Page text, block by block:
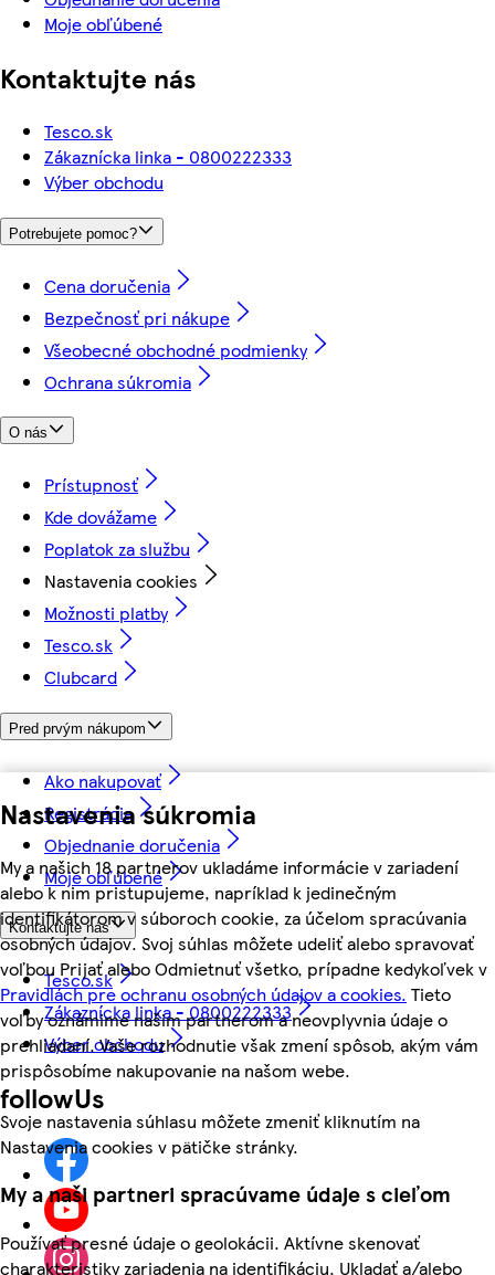
Nastavenia súkromia
My a našich 18 partnerov ukladáme informácie v zariadení
alebo k nim pristupujeme, napríklad k jedinečným
identifikátorom v súboroch cookie, za účelom spracúvania
osobných údajov. Svoj súhlas môžete udeliť alebo spravovať
voľbou Prijať alebo Odmietnuť všetko, prípadne kedykoľvek v
Pravidlách pre ochranu osobných údajov a cookies. Tieto
voľby oznámime našim partnerom a neovplyvnia údaje o
prehliadaní. Vaše rozhodnutie však zmení spôsob, akým vám
prispôsobíme nakupovanie na našom webe.
Svoje nastavenia súhlasu môžete zmeniť kliknutím na
Nastavenia cookies v pätičke stránky.
My a naši partneri spracúvame údaje s cieľom
Používať presné údaje o geolokácii. Aktívne skenovať
charakteristiky zariadenia na identifikáciu. Ukladať a/alebo
Moje obľúbené
Kontaktujte nás
Tesco.sk
Zákaznícka linka - 0800222333
Výber obchodu
Potrebujete pomoc?
Cena doručenia
Bezpečnosť pri nákupe
Všeobecné obchodné podmienky
Ochrana súkromia
O nás
Prístupnosť
Kde dovážame
Poplatok za službu
Nastavenia cookies
Možnosti platby
Tesco.sk
Clubcard
Pred prvým nákupom
Ako nakupovať
Registrácia
Objednanie doručenia
Moje obľúbené
Kontaktujte nás
Tesco.sk
Zákaznícka linka - 0800222333
Výber obchodu
followUs